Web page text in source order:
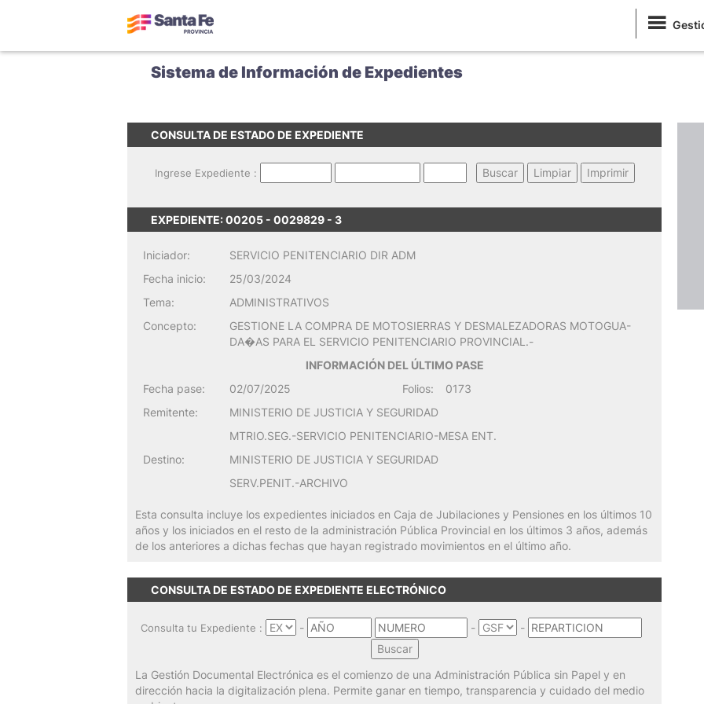
Sistema de Información de Expedientes
CONSULTA DE ESTADO DE EXPEDIENTE
Ingrese Expediente :
EXPEDIENTE: 00205 - 0029829 - 3
Iniciador:
SERVICIO PENITENCIARIO DIR ADM
Fecha inicio:
25/03/2024
Tema:
ADMINISTRATIVOS
Concepto:
GESTIONE LA COMPRA DE MOTOSIERRAS Y DESMALEZADORAS MOTOGUA-
DA�AS PARA EL SERVICIO PENITENCIARIO PROVINCIAL.-
INFORMACIÓN DEL ÚLTIMO PASE
Fecha pase:
02/07/2025 Folios:
0173
Remitente:
MINISTERIO DE JUSTICIA Y SEGURIDAD
MTRIO.SEG.-SERVICIO PENITENCIARIO-MESA ENT.
Destino:
MINISTERIO DE JUSTICIA Y SEGURIDAD
SERV.PENIT.-ARCHIVO
Esta consulta incluye los expedientes iniciados en Caja de Jubilaciones y Pensiones en los últimos 10
años y los iniciados en el resto de la administración Pública Provincial en los últimos 3 años, además
de los anteriores a dichas fechas que hayan registrado movimientos en el último año.
CONSULTA DE ESTADO DE EXPEDIENTE ELECTRÓNICO
Consulta tu Expediente : - - -
La Gestión Documental Electrónica es el comienzo de una Administración Pública sin Papel y en
dirección hacia la digitalización plena. Permite ganar en tiempo, transparencia y cuidado del medio